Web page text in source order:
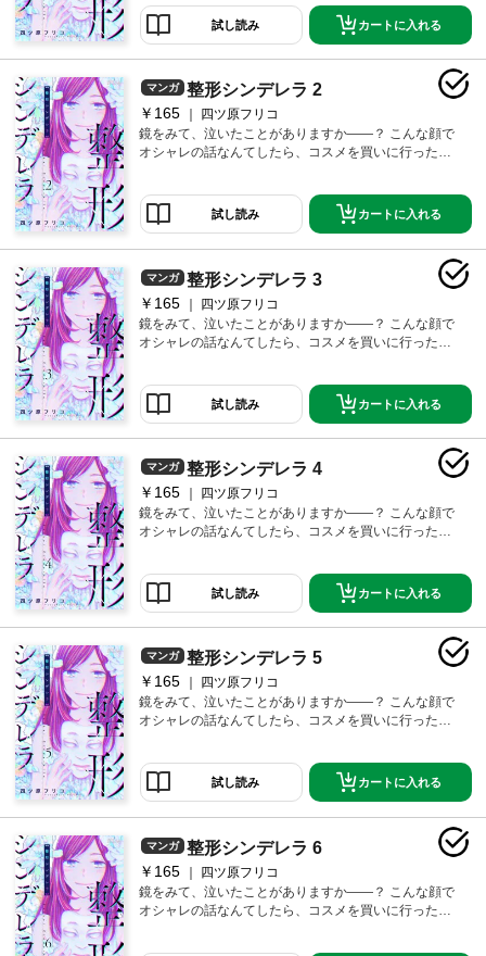
という理由でイジられみじめに過ごしていた。だけど
仕方ない。ブスは人生終わってるから――…。そんな
ある日、“宝くじ1191万円”が当選！！ ブスは人生終わ
ってるけど、私はここから始めるのです。【恋するソ
ワレ】 この作品は「恋するソワレ」2018年Vol．6に収
録されています。
試し読み カートに入れる
マンガ 整形シンデレラ 2
￥165
四ツ原フリコ
鏡をみて、泣いたことがありますか――？ こんな顔で
オシャレの話なんてしたら、コスメを買いに行った
という理由でイジられみじめに過ごしていた。だけど
仕方ない。ブスは人生終わってるから――…。そんな
ってるけど、私はここから始めるのです。【恋するソ
ワレ】 この作品は「恋するソワレ」2018年Vol．7に収
録されています。
試し読み カートに入れる
マンガ 整形シンデレラ 3
￥165
四ツ原フリコ
鏡をみて、泣いたことがありますか――？ こんな顔で
オシャレの話なんてしたら、コスメを買いに行った
という理由でイジられみじめに過ごしていた。だけど
仕方ない。ブスは人生終わってるから――…。そんな
ってるけど、私はここから始めるのです。【恋するソ
ワレ】 この作品は「恋するソワレ」2018年Vol．8に収
録されています。
試し読み カートに入れる
マンガ 整形シンデレラ 4
￥165
四ツ原フリコ
鏡をみて、泣いたことがありますか――？ こんな顔で
オシャレの話なんてしたら、コスメを買いに行った
という理由でイジられみじめに過ごしていた。だけど
仕方ない。ブスは人生終わってるから――…。そんな
ある日、“宝くじ1191万円”が当選！！ ブスは人生終わ
ってるけど、私はここから始めるのです。【恋するソ
ワレ】 この作品は「恋するソワレ」2018年Vol．9に収
録されています。
試し読み カートに入れる
マンガ 整形シンデレラ 5
￥165
四ツ原フリコ
鏡をみて、泣いたことがありますか――？ こんな顔で
オシャレの話なんてしたら、コスメを買いに行った
という理由でイジられみじめに過ごしていた。だけど
仕方ない。ブスは人生終わってるから――…。そんな
ってるけど、私はここから始めるのです。【恋するソ
ワレ】 この作品は「恋するソワレ」2018年Vol．9に収
録されています。
試し読み カートに入れる
マンガ 整形シンデレラ 6
￥165
四ツ原フリコ
鏡をみて、泣いたことがありますか――？ こんな顔で
オシャレの話なんてしたら、コスメを買いに行った